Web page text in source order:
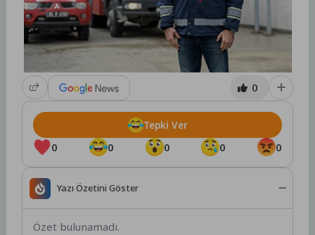
0
0 0 0 0 0
Tepki Ver
Yazı Özetini Göster
Özet bulunamadı.